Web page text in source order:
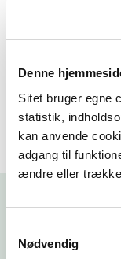
Denne
Sitet bruger egne
statistik,
kan anvende
adgang til
ændre eller
Nødvendig
Er der